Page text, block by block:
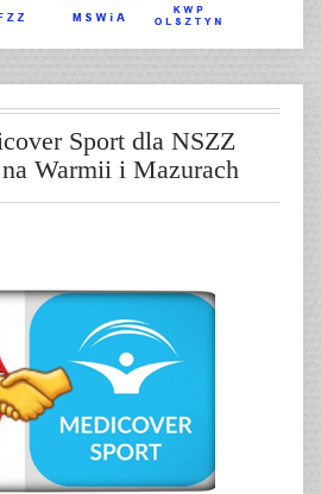
Sport dla NSZZ
Warmii i Mazurach